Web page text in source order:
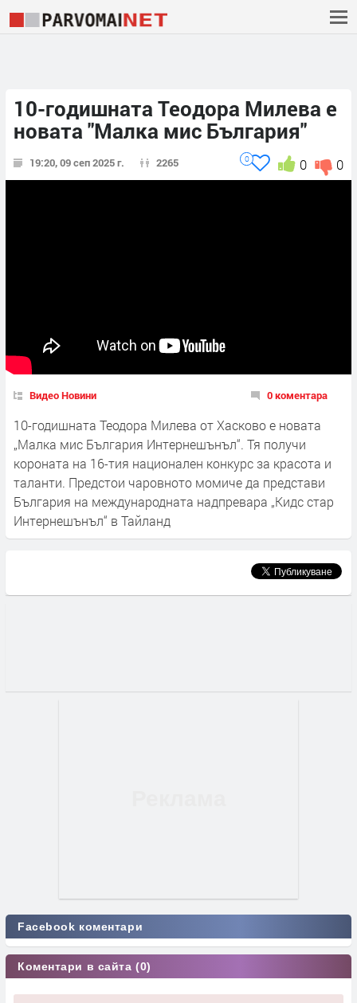
10-годишната Теодора Милева е
новата "Малка мис България"
19:20, 09 сеп 2025 г. 2265 0
0
0
Видео Новини 0 коментара
10-годишната Теодора Милева от Хасково е новата
„Малка мис България Интернешънъл“. Тя получи
короната на 16-тия национален конкурс за красота и
таланти. Предстои чаровното момиче да представи
България на международната надпревара „Кидс стар
Интернешънъл“ в Тайланд
Facebook коментари
Коментари в сайта (0)